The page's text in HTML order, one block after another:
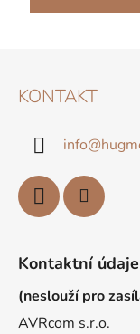
KONTAKT
info@
Kontaktní údaje
(neslouží pro
AVRcom s.r.o.